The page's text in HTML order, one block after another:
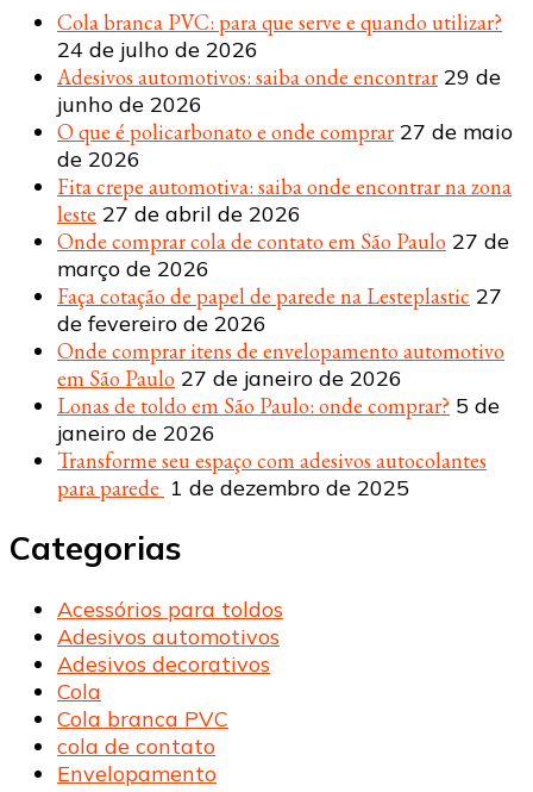
Cola branca PVC: para que serve e quando utilizar?
24 de julho de 2026
Adesivos automotivos: saiba onde encontrar 29 de
junho de 2026
O que é policarbonato e onde comprar 27 de maio
de 2026
Fita crepe automotiva: saiba onde encontrar na zona
leste 27 de abril de 2026
Onde comprar cola de contato em São Paulo 27 de
março de 2026
Faça cotação de papel de parede na Lesteplastic 27
de fevereiro de 2026
Onde comprar itens de envelopamento automotivo
em São Paulo 27 de janeiro de 2026
Lonas de toldo em São Paulo: onde comprar? 5 de
janeiro de 2026
Transforme seu espaço com adesivos autocolantes
para parede 1 de dezembro de 2025
Categorias
Acessórios para toldos
Adesivos automotivos
Adesivos decorativos
Cola
Cola branca PVC
cola de contato
Envelopamento